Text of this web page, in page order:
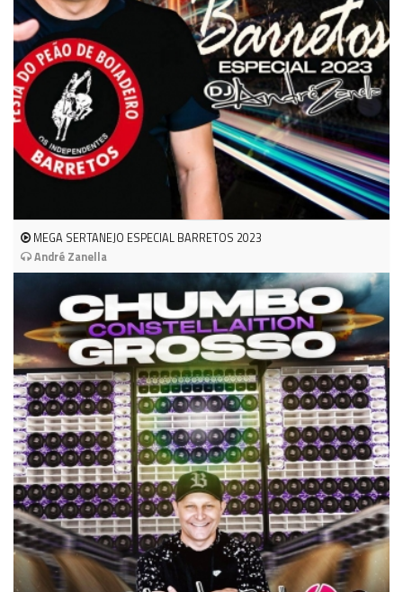
MEGA SERTANEJO ESPECIAL BARRETOS 2023
André Zanella